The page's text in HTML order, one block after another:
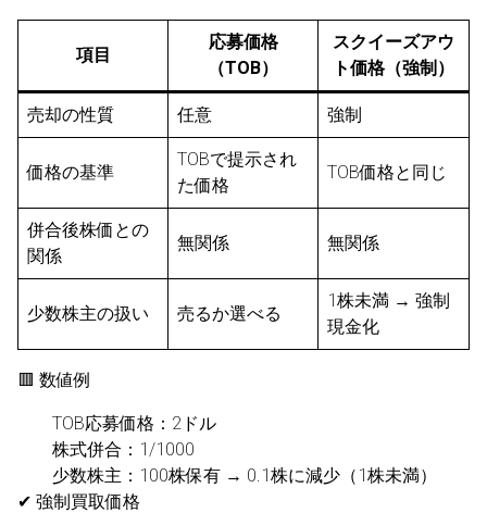
項目
応募価格
（TOB）
スクイーズアウ
ト価格（強制）
売却の性質 任意 強制
価格の基準
TOBで提示され
た価格
TOB価格と同じ
併合後株価との
関係
無関係 無関係
少数株主の扱い 売るか選べる
1株未満 → 強制
現金化
🟥 数値例
TOB応募価格：2ドル
株式併合：1/1000
少数株主：100株保有 → 0.1株に減少（1株未満）
✔ 強制買取価格